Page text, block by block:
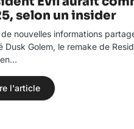
selon un insider
de nouvelles informations
Dusk Golem, le remake de
l'article